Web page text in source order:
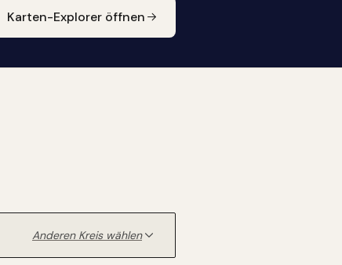
Karten-Explorer öffnen
Anderen Kreis wählen